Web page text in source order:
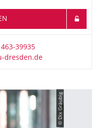
© Dix Gräubig